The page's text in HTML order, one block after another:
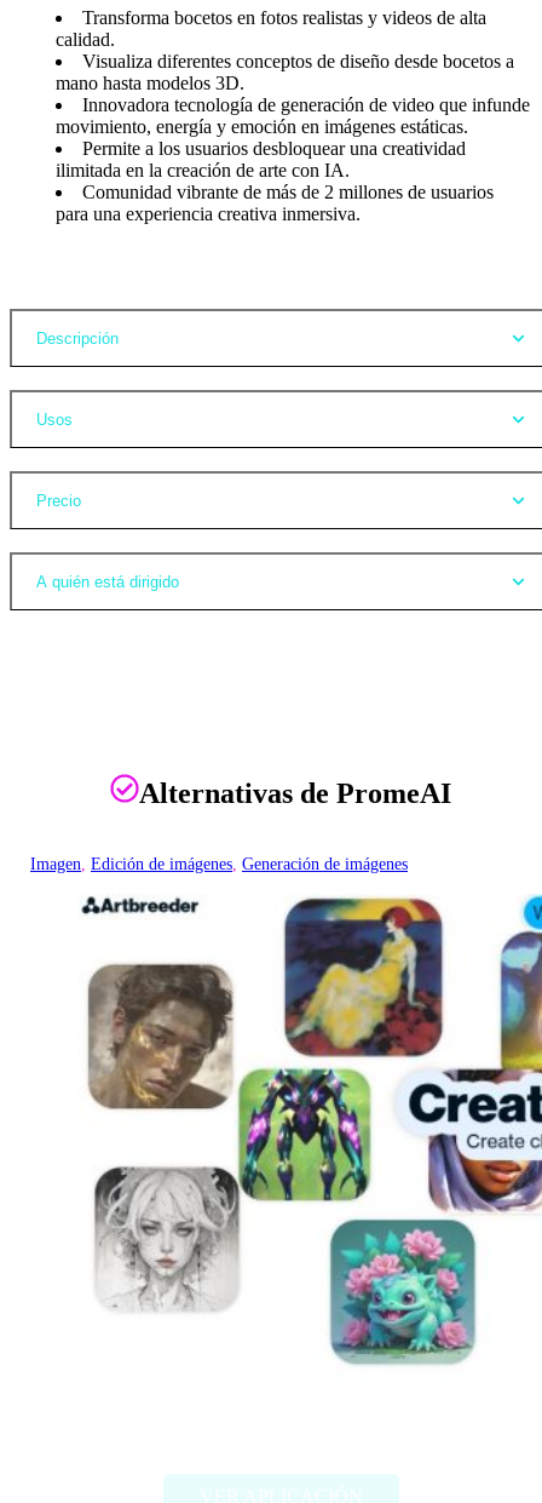
Transforma bocetos en fotos realistas y videos de alta
calidad.
Visualiza diferentes conceptos de diseño desde bocetos a
mano hasta modelos 3D.
Innovadora tecnología de generación de video que infunde
movimiento, energía y emoción en imágenes estáticas.
Permite a los usuarios desbloquear una creatividad
ilimitada en la creación de arte con IA.
Comunidad vibrante de más de 2 millones de usuarios
para una experiencia creativa inmersiva.
Descripción
Usos
Precio
A quién está dirigido
Alternativas de PromeAI
Imagen, Edición de imágenes, Generación de imágenes